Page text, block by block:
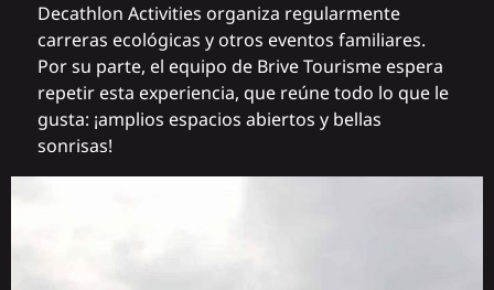
Decathlon Activities organiza regularmente
carreras ecológicas y otros eventos familiares.
Por su parte, el equipo de Brive Tourisme espera
repetir esta experiencia, que reúne todo lo que le
gusta: ¡amplios espacios abiertos y bellas
sonrisas!